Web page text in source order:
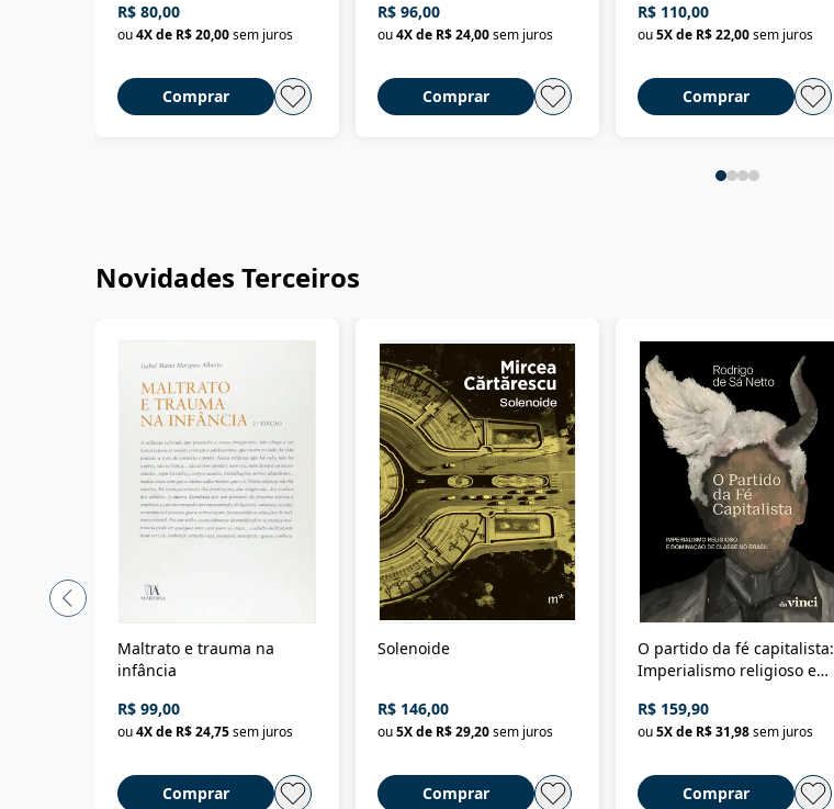
R$ 80,00
ou4X de R$ 20,00sem juros
Comprar
R$ 96,00
ou4X de R$ 24,00sem juros
Comprar
Nova República (1985-
2018)
R$ 110,00
ou5X de R$ 22,00sem juros
Comprar
Novidades Terceiros
Maltrato e trauma na
infância
R$ 99,00
ou4X de R$ 24,75sem juros
Comprar
Solenoide
R$ 146,00
ou5X de R$ 29,20sem juros
Comprar
O partido da fé capitalista:
Imperialismo religioso e
Brasil
R$ 159,90
ou5X de R$ 31,98sem juros
Comprar